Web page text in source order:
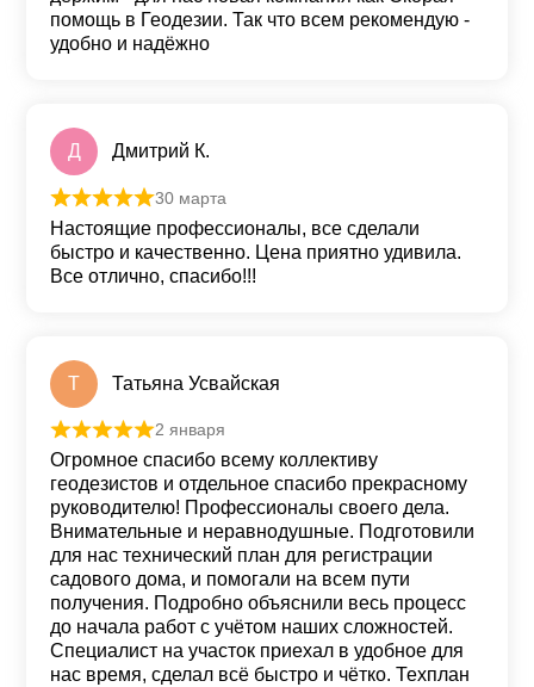
помощь в Геодезии. Так что всем рекомендую -
удобно и надёжно
Д Дмитрий К.
Оценка 5 из 5
30 марта
Настоящие профессионалы, все сделали
быстро и качественно. Цена приятно удивила.
Все отлично, спасибо!!!
Т Татьяна Усвайская
Оценка из 5
2 января
Огромное спасибо всему коллективу
геодезистов и отдельное спасибо прекрасному
руководителю! Профессионалы своего дела.
Внимательные и неравнодушные. Подготовили
для нас технический план для регистрации
садового дома, и помогали на всем пути
получения. Подробно объяснили весь процесс
до начала работ с учётом наших сложностей.
Специалист на участок приехал в удобное для
нас время, сделал всё быстро и чётко. Техплан